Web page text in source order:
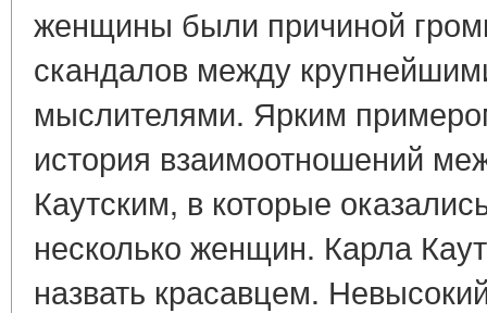
женщины были причиной
скандалов между
мыслителями. Ярким
история взаимоотношений
Каутским, в которые
несколько женщин. Карла
назвать красавцем.